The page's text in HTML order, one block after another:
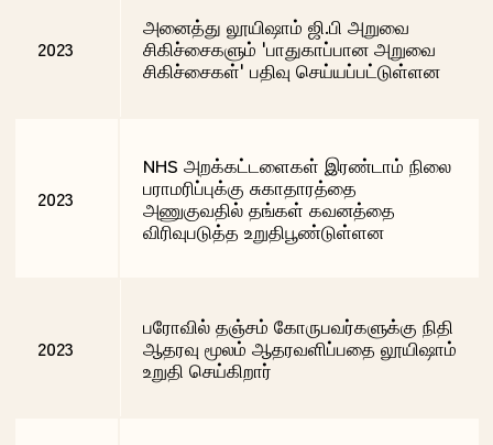
2023
அனைத்து லூயிஷாம் ஜி.பி அறுவை
சிகிச்சைகளும் 'பாதுகாப்பான அறுவை
சிகிச்சைகள்' பதிவு செய்யப்பட்டுள்ளன
2023
NHS அறக்கட்டளைகள் இரண்டாம் நிலை
பராமரிப்புக்கு சுகாதாரத்தை
அணுகுவதில் தங்கள் கவனத்தை
விரிவுபடுத்த உறுதிபூண்டுள்ளன
2023
பரோவில் தஞ்சம் கோருபவர்களுக்கு நிதி
ஆதரவு மூலம் ஆதரவளிப்பதை லூயிஷாம்
உறுதி செய்கிறார்